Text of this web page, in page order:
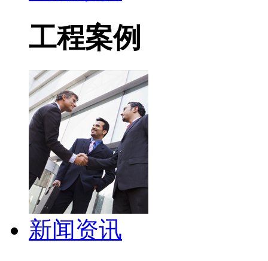
工程案例
新闻资讯